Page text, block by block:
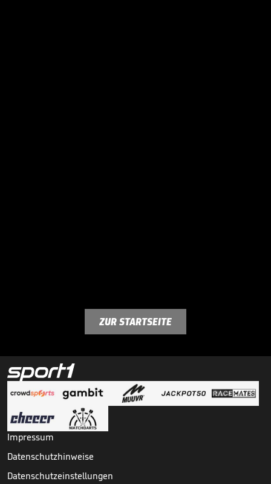
ZUR STARTSEITE
Impressum
Datenschutzhinweise
Datenschutzeinstellungen